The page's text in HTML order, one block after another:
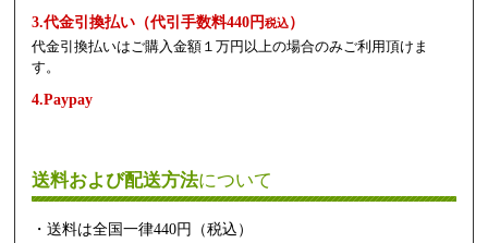
3.代金引換払い（代引手数料440円税込）
代金引換払いはご購入金額１万円以上の場合のみご利用頂けま
す。
4.Paypay
送料および配送方法について
・送料は全国一律440円（税込）